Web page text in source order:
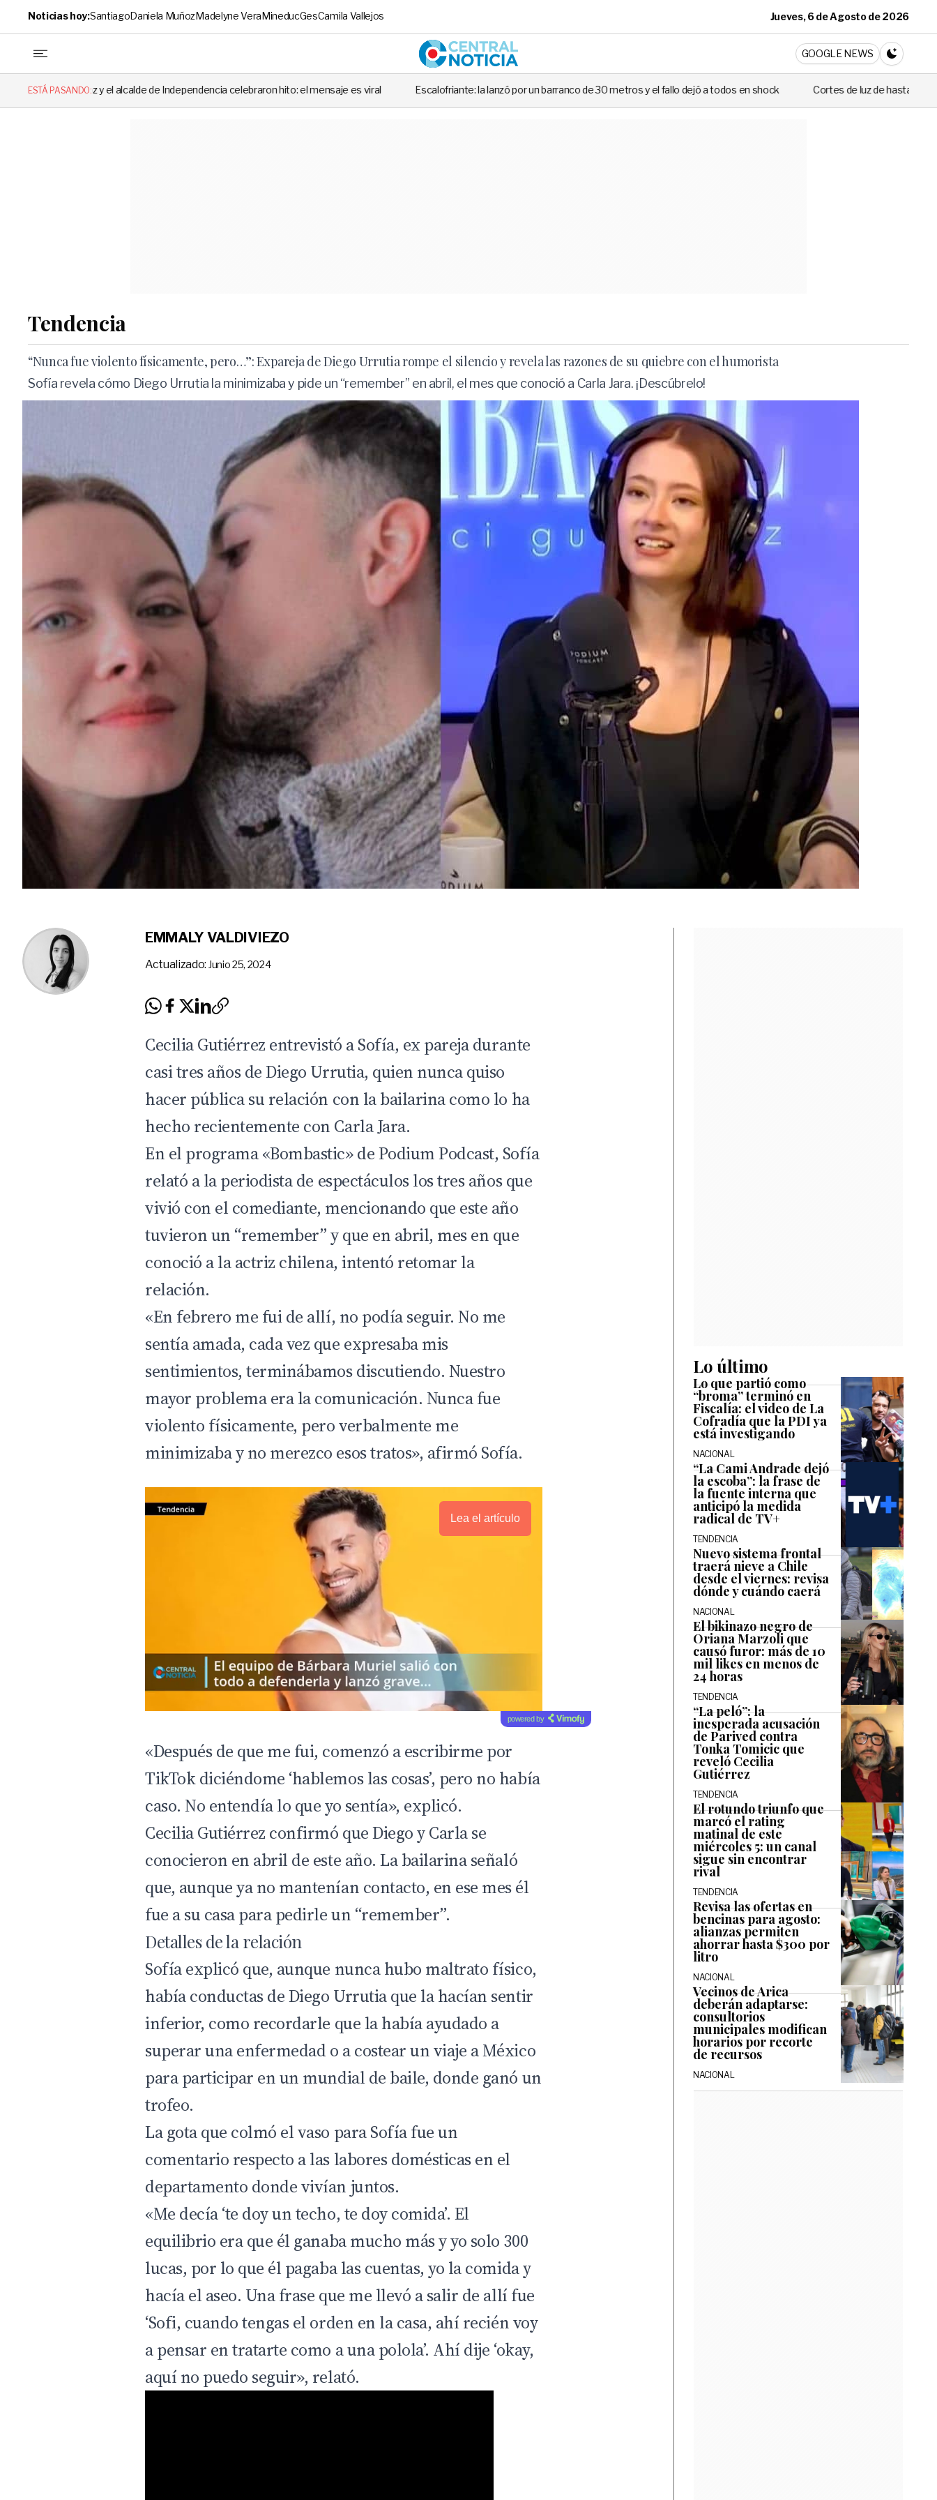
Noticias hoy:SantiagoDaniela MuñozMadelyne VeraMineducGesCamila Vallejos Jueves, 6 de Agosto de 2026
Central Noticia
GOOGLE NEWS
CAMBIA A
ESTÁ PASANDO:
el alcalde de Independencia celebraron hito: el mensaje es viral Escalofriante: la lanzó por un barranco de 30 metros y el fallo dejó a todos en shock Cortes de luz de hasta 8 horas afectarán este
Tendencia
“Nunca fue violento físicamente, pero…”: Expareja de Diego Urrutia rompe el silencio y revela las razones de su quiebre con el humorista
Sofía revela cómo Diego Urrutia la minimizaba y pide un “remember” en abril, el mes que conoció a Carla Jara. ¡Descúbrelo!
EMMALY VALDIVIEZO
Actualizado: Junio 25, 2024
Cecilia Gutiérrez entrevistó a Sofía, ex pareja durante
casi tres años deDiego Urrutia, quien nunca quiso
hacer pública su relación con la bailarina como lo ha
hecho recientemente con Carla Jara.
En el programa «Bombastic» dePodium Podcast, Sofía
relató a la periodista de espectáculos los tres años que
vivió con el comediante, mencionando que este año
tuvieron un “remember” y que en abril, mes en que
conoció a la actriz chilena, intentó retomar la
relación.
«En febrero me fui de allí, no podía seguir. No me
sentía amada, cada vez que expresaba mis
sentimientos, terminábamos discutiendo. Nuestro
mayor problema era la comunicación. Nunca fue
violento físicamente, pero verbalmente me
minimizaba y no merezco esos tratos», afirmó Sofía.
Lea el artículo
powered by
«Después de que me fui, comenzó a escribirme por
TikTok diciéndome ‘hablemos las cosas’, pero no había
caso. No entendía lo que yo sentía», explicó.
Cecilia Gutiérrez confirmó que Diego y Carla se
conocieron en abril de este año. La bailarina señaló
que, aunque ya no mantenían contacto, en ese mes él
fue a su casa para pedirle un “remember”.
Detalles de la relación
Sofía explicó que, aunque nunca hubo maltrato físico,
había conductas de Diego Urrutia que la hacían sentir
inferior, como recordarle que la había ayudado a
superar una enfermedad o a costear un viaje a México
para participar en un mundial de baile, donde ganó un
trofeo.
La gota que colmó el vaso para Sofía fue un
comentario respecto a las labores domésticas en el
departamento donde vivían juntos.
«Me decía ‘te doy un techo, te doy comida’. El
equilibrio era que él ganaba mucho más y yo solo 300
lucas, por lo que él pagaba las cuentas, yo la comida y
hacía el aseo. Una frase que me llevó a salir de allí fue
‘Sofi, cuando tengas el orden en la casa, ahí recién voy
a pensar en tratarte como a una polola’. Ahí dije ‘okay,
aquí no puedo seguir», relató.
Lo último
Lo que partió como
“broma” terminó en
Fiscalía: el video de La
Cofradía que la PDI ya
está investigando
NACIONAL
“La Cami Andrade dejó
la escoba”: la frase de
la fuente interna que
anticipó la medida
radical de TV+
TENDENCIA
Nuevo sistema frontal
traerá nieve a Chile
desde el viernes: revisa
dónde y cuándo caerá
NACIONAL
El bikinazo negro de
Oriana Marzoli que
causó furor: más de 10
mil likes en menos de
24 horas
TENDENCIA
“La peló”: la
inesperada acusación
de Parived contra
Tonka Tomicic que
reveló Cecilia
Gutiérrez
TENDENCIA
El rotundo triunfo que
marcó el rating
matinal de este
miércoles 5: un canal
sigue sin encontrar
rival
TENDENCIA
Revisa las ofertas en
bencinas para agosto:
alianzas permiten
ahorrar hasta $300 por
litro
NACIONAL
Vecinos de Arica
deberán adaptarse:
consultorios
municipales modifican
horarios por recorte
de recursos
NACIONAL